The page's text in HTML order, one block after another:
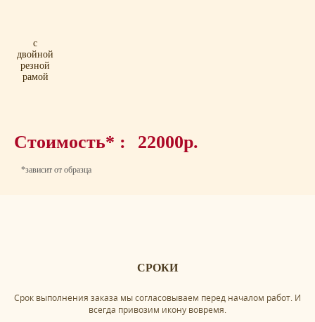
с
двойной
резной
рамой
Стоимость* : 22000р.
*зависит от образца
СРОКИ
Срок выполнения заказа мы согласовываем перед началом работ. И
всегда привозим икону вовремя.